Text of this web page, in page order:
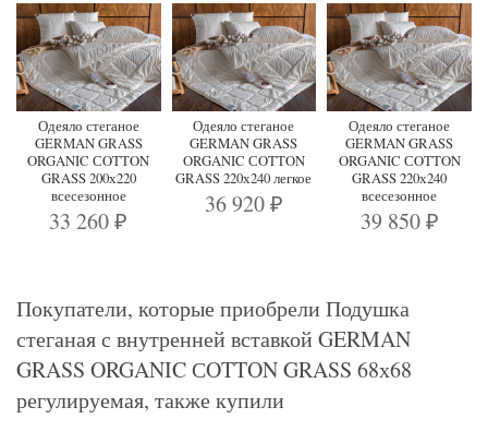
Одеяло стеганое
GERMAN GRASS
ORGANIC СOTTON
GRASS 200х220
всесезонное
33 260₽
Одеяло стеганое
GERMAN GRASS
ORGANIC СOTTON
GRASS 220х240 легкое
36 920 ₽
Одеяло стеганое
GERMAN GRASS
ORGANIC СOTTON
GRASS 220х240
всесезонное
39 850 ₽
Покупатели, которые приобрели Подушка
стеганая с внутренней вставкой GERMAN
GRASS ORGANIC СOTTON GRASS 68х68
регулируемая, также купили